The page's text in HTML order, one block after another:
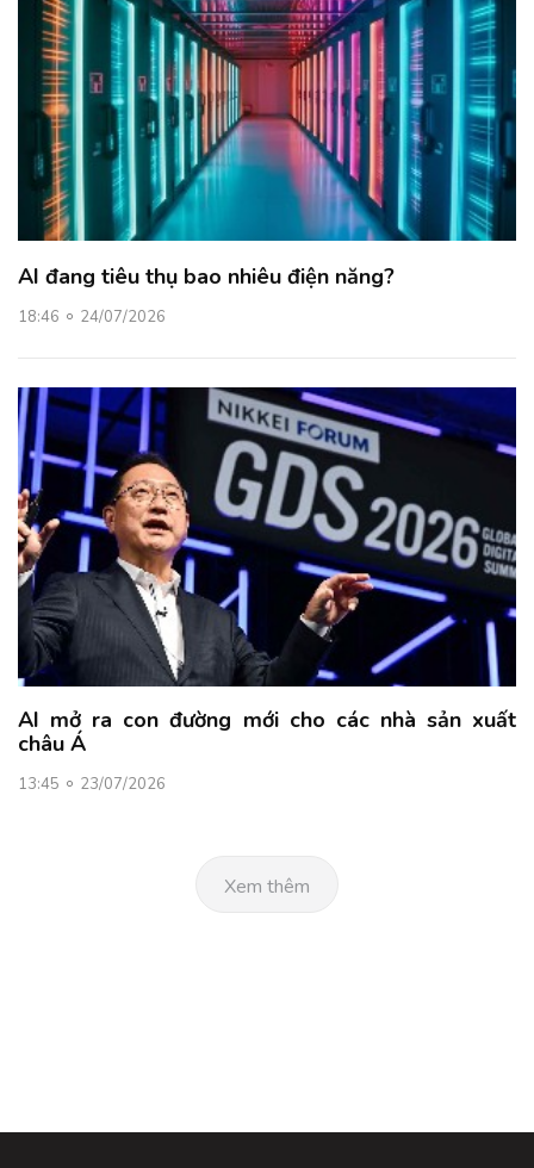
AI đang tiêu thụ bao nhiêu điện năng?
18:46 24/07/2026
AI mở ra con đường mới cho các nhà sản xuất
châu Á
13:45 23/07/2026
Xem thêm